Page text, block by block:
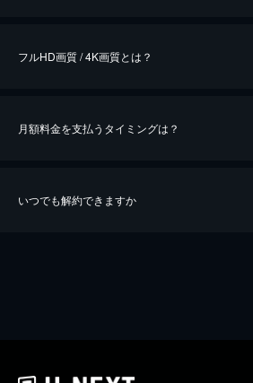
※40％ポイント還元の対象は、クレジットカード決済に
iOSアプリのUコイン決済による作品の購入 / レンタル
フルHD画質 / 4K画質とは？
月額料金を支払うタイミングは？
いつでも解約できますか